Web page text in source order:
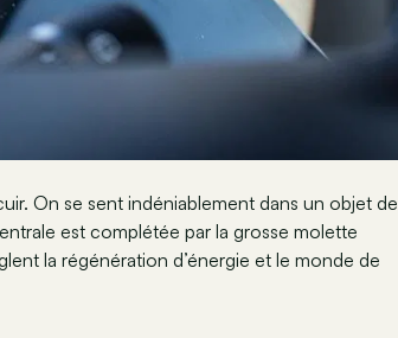
On se sent indéniablement dans un objet de
est complétée par la grosse molette
la régénération d’énergie et le monde de